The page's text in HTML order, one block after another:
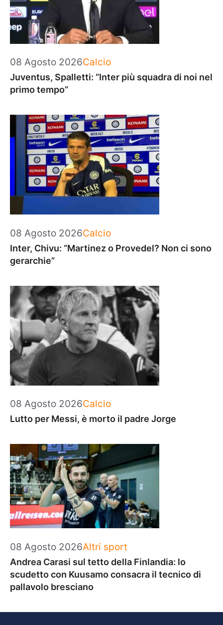
08 Agosto 2026Categorie
Calcio
Juventus, Spalletti: “Inter più squadra di noi nel
primo tempo”
08 Agosto 2026Categorie
Calcio
Inter, Chivu: “Martinez o Provedel? Non ci sono
gerarchie”
08 Agosto 2026Categorie
Calcio
Lutto per Messi, è morto il padre Jorge
08 Agosto 2026Categorie
Altri sport
Andrea Carasi sul tetto della Finlandia: lo
scudetto con Kuusamo consacra il tecnico di
pallavolo bresciano